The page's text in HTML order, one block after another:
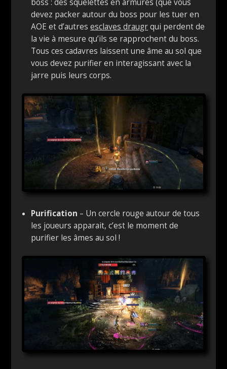
boss : des squelettes en armures (que vous
devez packer autour du boss pour les tuer en
AOE et d’autresesclaves draugrqui perdent de
la vie à mesure qu’ils se rapprochent du boss.
Tous ces cadavres laissent une âme au sol que
vous devez purifier en interagissant avec la
jarre puis leurs corps.
Purification – Un cercle rouge autour de tous
les joueurs apparait, c’est le moment de
purifier les âmes au sol !